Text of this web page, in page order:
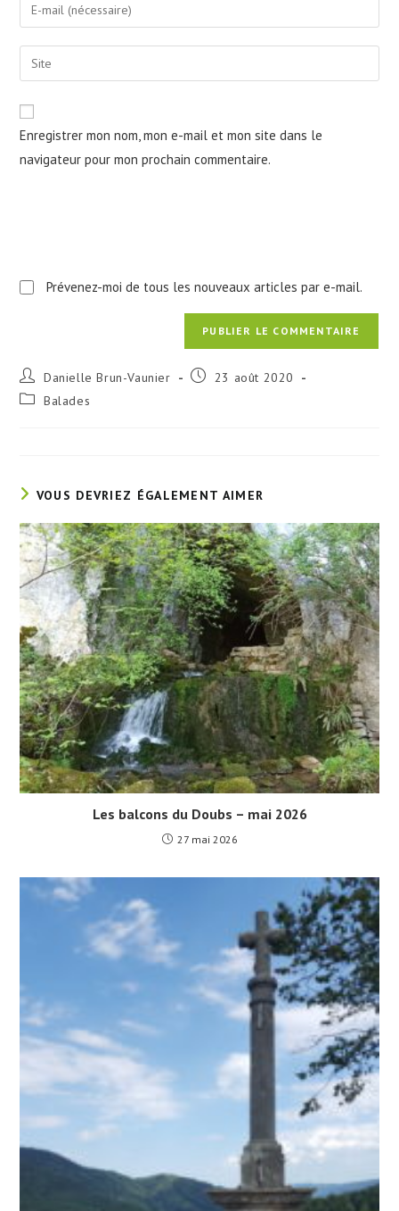
comment
your
email
address
Saisir
l’URL
votre
site
(facultatif)
Enregistrer mon nom, mon e-mail et mon site dans le
navigateur pour mon prochain commentaire.
Prévenez-moi de tous les nouveaux articles par e-mail.
Auteur/autrice
de
la
Danielle Brun-Vaunier
Publication
23 août 2020
Post Balades
VOUS DEVRIEZ ÉGALEMENT AIMER
Les balcons du Doubs – mai 2026
27 mai 2026